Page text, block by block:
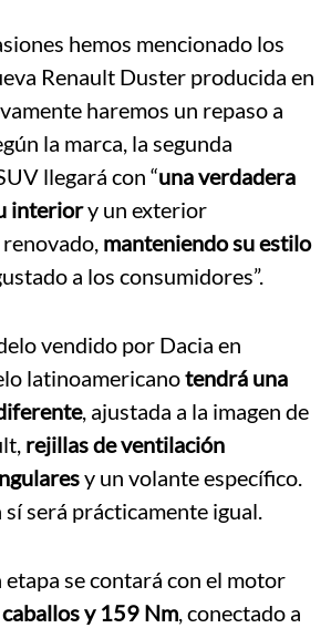
hemos mencionado los
Renault Duster producida en
haremos un repaso a
la marca, la segunda
llegará con “una verdadera
interiory un exterior
manteniendo su estilo
a los consumidores”.
vendido por Dacia en
latinoamericanotendrá una
, ajustada a la imagen de
rejillas de ventilación
y un volante específico.
será prácticamente igual.
etapa se contará con el motor
y 159 Nm, conectado a